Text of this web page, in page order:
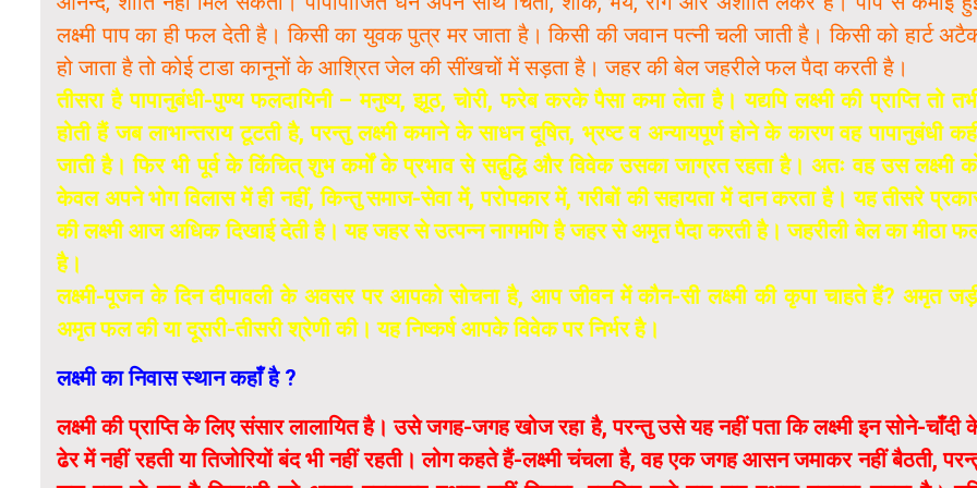
लक्ष्मी पाप का ही फल देती है। किसी का युवक पुत्र मर जाता है। किसी की जवान पत्नी चली जाती है। किसी को हार्ट
हो जाता है तो कोई टाडा कानूनों के आश्रित जेल की सींखचों में सड़ता है। जहर की बेल जहरीले फल पैदा करती है।
तीसरा है पापानुबंधी-पुण्य फलदायिनी – मनुष्य, झूठ, चोरी, फरेब करके पैसा कमा लेता है। यद्यपि लक्ष्मी की प्राप्ति तो
होती हैं जब लाभान्तराय टूटती है, परन्तु लक्ष्मी कमाने के साधन दूषित, भ्रष्ट व अन्यायपूर्ण होने के कारण वह पापानुबंधी
जाती है। फिर भी पूर्व के किंचित् शुभ कर्मों के प्रभाव से सद्बुद्धि और विवेक उसका जाग्रत रहता है। अतः वह उस लक्ष्मी
केवल अपने भोग विलास में ही नहीं, किन्तु समाज-सेवा में, परोपकार में, गरीबों की सहायता में दान करता है। यह तीसरे
की लक्ष्मी आज अधिक दिखाई देती है। यह जहर से उत्पन्न नागमणि है जहर से अमृत पैदा करती है। जहरीली बेल का मीठा
है।
लक्ष्मी-पूजन के दिन दीपावली के अवसर पर आपको सोचना है, आप जीवन में कौन-सी लक्ष्मी की कृपा चाहते हैं? अमृत
अमृत फल की या दूसरी-तीसरी श्रेणी की। यह निष्कर्ष आपके विवेक पर निर्भर है।
लक्ष्मी का निवास स्थान कहाँ है ?
लक्ष्मी की प्राप्ति के लिए संसार लालायित है। उसे जगह-जगह खोज रहा है, परन्तु उसे यह नहीं पता कि लक्ष्मी इन सोने-चाँदी
ढेर में नहीं रहती या तिजोरियों बंद भी नहीं रहती। लोग कहते हैं-लक्ष्मी चंचला है, वह एक जगह आसन जमाकर नहीं बैठती,